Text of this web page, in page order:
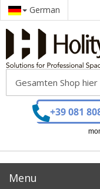
German
+39 081
Menu